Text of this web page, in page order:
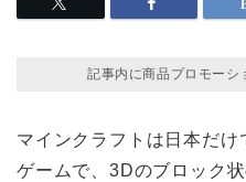
記事内に商品プロモーシ
マインクラフトは日本だ
ゲームで、3Dのブロック